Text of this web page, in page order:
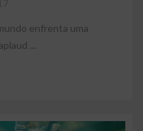
enfrenta uma
...